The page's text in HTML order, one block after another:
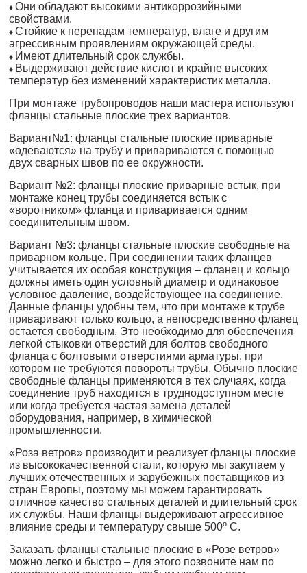
♦ Они обладают высокими антикоррозийными
свойствами.
♦ Стойкие к перепадам температур, влаге и другим
агрессивным проявлениям окружающей среды.
♦ Имеют длительный срок службы.
♦ Выдерживают действие кислот и крайне высоких
температур без изменений характеристик металла.
При монтаже трубопроводов наши мастера используют
фланцы стальные плоские трех вариантов.
Вариант№1: фланцы стальные плоские приварные
«одеваются» на трубу и привариваются с помощью
двух сварных швов по ее окружности.
Вариант №2: фланцы плоские приварные встык, при
монтаже конец трубы соединяется встык с
«воротником» фланца и приваривается одним
соединительным швом.
Вариант №3: фланцы стальные плоские свободные на
приварном кольце. При соединении таких фланцев
учитывается их особая конструкция – фланец и кольцо
должны иметь один условный диаметр и одинаковое
условное давление, воздействующее на соединение.
Данные фланцы удобны тем, что при монтаже к трубе
приваривают только кольцо, а непосредственно фланец
остается свободным. Это необходимо для обеспечения
легкой стыковки отверстий для болтов свободного
фланца с болтовыми отверстиями арматуры, при
котором не требуются повороты трубы. Обычно плоские
свободные фланцы применяются в тех случаях, когда
соединение труб находится в труднодоступном месте
или когда требуется частая замена деталей
оборудования, например, в химической
промышленности.
«Роза ветров» производит и реализует фланцы плоские
из высококачественной стали, которую мы закупаем у
лучших отечественных и зарубежных поставщиков из
стран Европы, поэтому мы можем гарантировать
отличное качество стальных деталей и длительный срок
их службы. Наши фланцы выдерживают агрессивное
влияние среды и температуру свыше 500º С.
Заказать фланцы стальные плоские в «Розе ветров»
можно легко и быстро – для этого позвоните нам по